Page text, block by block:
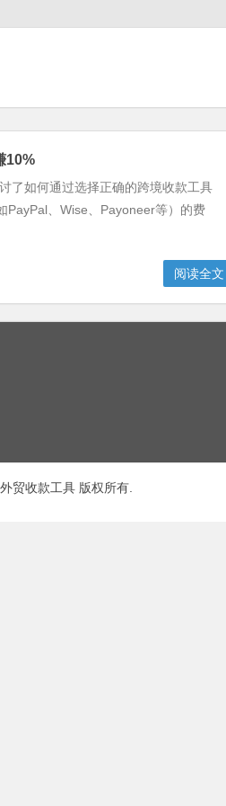
10%
了如何通过选择正确的跨境收款工具
PayPal、Wise、Payoneer等）的费
阅读全文
贸收款工具 版权所有.